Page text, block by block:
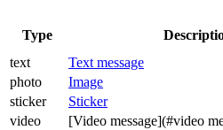
Type
text
Text message
photo
Image
sticker
Sticker
video
[Video message](#video